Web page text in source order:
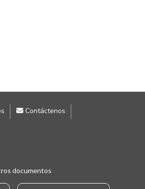
Contáctenos
documentos